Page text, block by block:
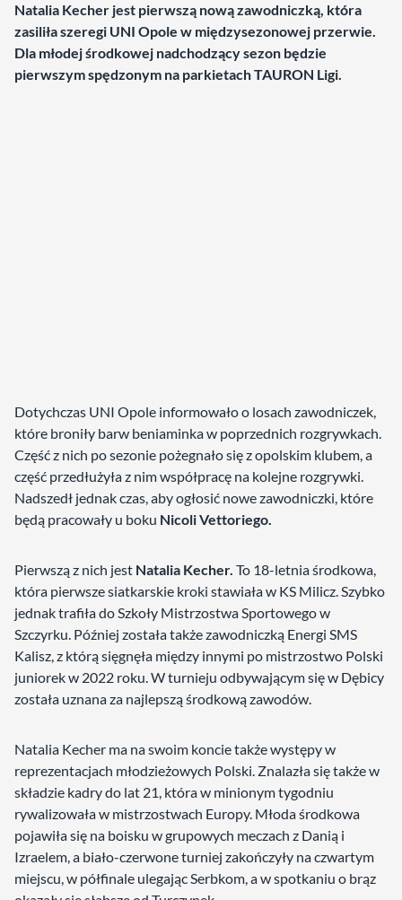
Natalia Kecher jest pierwszą nową zawodniczką, która
zasiliła szeregi UNI Opole w międzysezonowej przerwie.
Dla młodej środkowej nadchodzący sezon będzie
pierwszym spędzonym na parkietach TAURON Ligi.
Dotychczas UNI Opole informowało o losach zawodniczek,
które broniły barw beniaminka w poprzednich rozgrywkach.
Część z nich po sezonie pożegnało się z opolskim klubem, a
część przedłużyła z nim współpracę na kolejne rozgrywki.
Nadszedł jednak czas, aby ogłosić nowe zawodniczki, które
będą pracowały u boku Nicoli Vettoriego.
Pierwszą z nich jest Natalia Kecher. To 18-letnia środkowa,
która pierwsze siatkarskie kroki stawiała w KS Milicz. Szybko
jednak trafiła do Szkoły Mistrzostwa Sportowego w
Szczyrku. Później została także zawodniczką Energi SMS
Kalisz, z którą sięgnęła między innymi po mistrzostwo Polski
juniorek w 2022 roku. W turnieju odbywającym się w Dębicy
została uznana za najlepszą środkową zawodów.
Natalia Kecher ma na swoim koncie także występy w
reprezentacjach młodzieżowych Polski. Znalazła się także w
składzie kadry do lat 21, która w minionym tygodniu
rywalizowała w mistrzostwach Europy. Młoda środkowa
pojawiła się na boisku w grupowych meczach z Danią i
Izraelem, a biało-czerwone turniej zakończyły na czwartym
miejscu, w półfinale ulegając Serbkom, a w spotkaniu o brąz